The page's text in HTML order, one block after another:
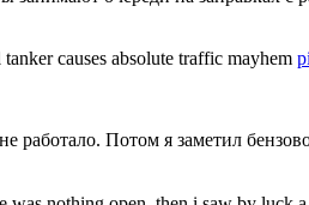
causes absolute traffic mayhem
работало. Потом я заметил